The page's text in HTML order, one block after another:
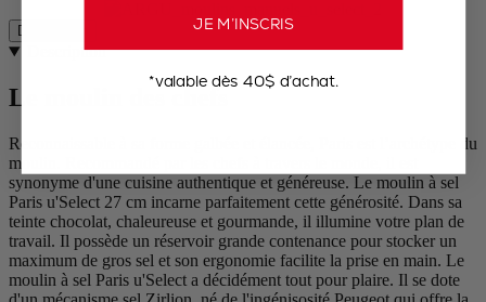
Description
Description
Le moulin des chefs
Reconnaissable à sa forme galbée et élancée, Paris est l’archétype du
moulin. Recommandé par les chefs à travers le monde, il est
synonyme d'une cuisine authentique et généreuse. Le moulin à sel
Paris u'Select 27 cm incarne parfaitement cette générosité. Dans sa
teinte chocolat, chaleureuse et gourmande, il illumine votre plan de
travail. Il possède un réservoir grande contenance pour stocker un
maximum de gros sel et son ergonomie facilite la prise en main. Le
moulin à sel Paris u'Select a décidément tout pour plaire. Il se dote
JE M’INSCRIS
*valable dès 40$ d’achat.